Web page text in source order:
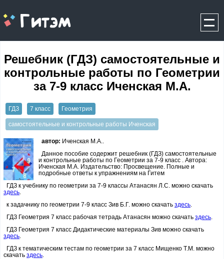
gitem.me
Решебник (ГДЗ) самостоятельные и
контрольные работы по Геометрии
за 7‐9 класс Иченская М.А.
ГДЗ 7 класс Геометрия
самостоятельные и контрольные работы Иченская
автор: Иченская М.А..
Данное пособие содержит решебник (ГДЗ) самостоятельные
и контрольные работы по Геометрии за 7‐9 класс . Автора:
Иченская М.А. Издательство: Просвещение. Полные и
подробные ответы к упражнениям на Гитем
ГДЗ к учебнику по геометрии за 7-9 классы Атанасян Л.С. можно скачать
здесь
к задачнику по геометрии 7-9 класс Зив Б.Г. можно скачать здесь
ГДЗ Геометрия 7 класс рабочая тетрадь Атанасян можно скачать здесь
ГДЗ Геометрия 7 класс Дидактические материалы Зив можно скачать
здесь
ГДЗ к тематическим тестам по геометрии за 7 класс Мищенко Т.М. можно
скачать здесь